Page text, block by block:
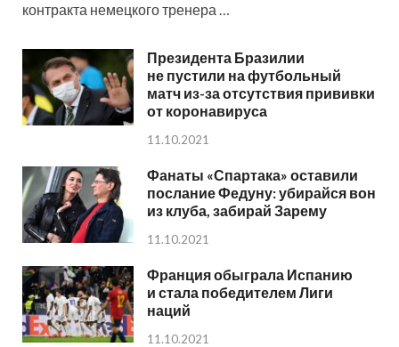
контракта немецкого тренера …
Президента Бразилии
не пустили на футбольный
матч из-за отсутствия прививки
от коронавируса
11.10.2021
Фанаты «Спартака» оставили
послание Федуну: убирайся вон
из клуба, забирай Зарему
11.10.2021
Франция обыграла Испанию
и стала победителем Лиги
наций
11.10.2021